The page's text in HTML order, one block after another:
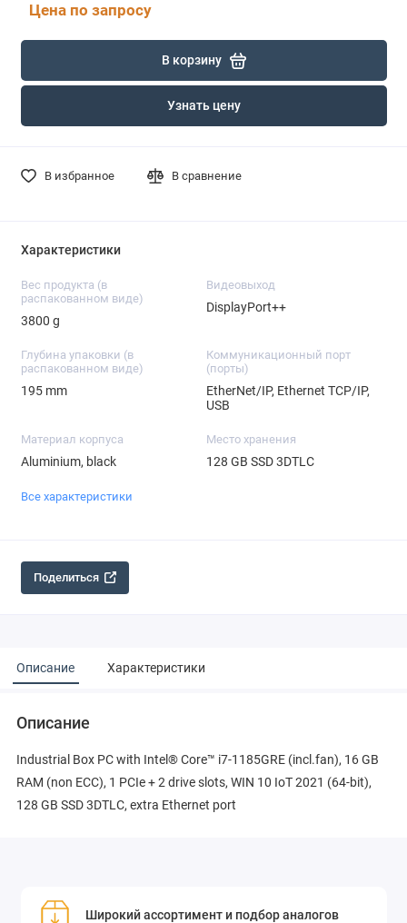
Цена по запросу
В корзину
Узнать цену
В избранное В сравнение
Характеристики
Вес продукта (в
распакованном виде)
3800 g
Видеовыход
DisplayPort++
Глубина упаковки (в
распакованном виде)
195 mm
Коммуникационный порт
(порты)
EtherNet/IP, Ethernet TCP/IP,
USB
Материал корпуса
Aluminium, black
Место хранения
128 GB SSD 3DTLC
Все характеристики
Поделиться
Описание Характеристики
Описание
Industrial Box PC with Intel® Core™ i7-1185GRE (incl.fan), 16 GB
RAM (non ECC), 1 PCIe + 2 drive slots, WIN 10 IoT 2021 (64-bit),
128 GB SSD 3DTLC, extra Ethernet port
Широкий ассортимент и подбор аналогов